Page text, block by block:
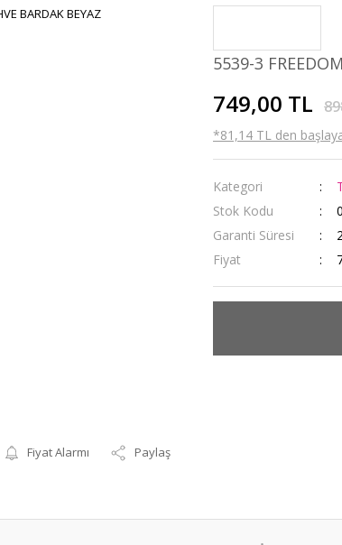
Fiyat Alarmı Paylaş
5539-3
749,00 TL
*81,14 TL den
Kategori
Stok Kodu
Garanti Süresi
Fiyat